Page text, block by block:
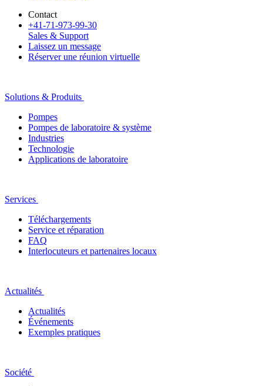
Contact
+41-71-973-99-30
Sales & Support
Laissez un message
Réserver une réunion virtuelle
Solutions & Produits
Pompes
Pompes de laboratoire & système
Industries
Technologie
Applications de laboratoire
Services
Téléchargements
Service et réparation
FAQ
Interlocuteurs et partenaires locaux
Actualités
Actualités
Événements
Exemples pratiques
Société